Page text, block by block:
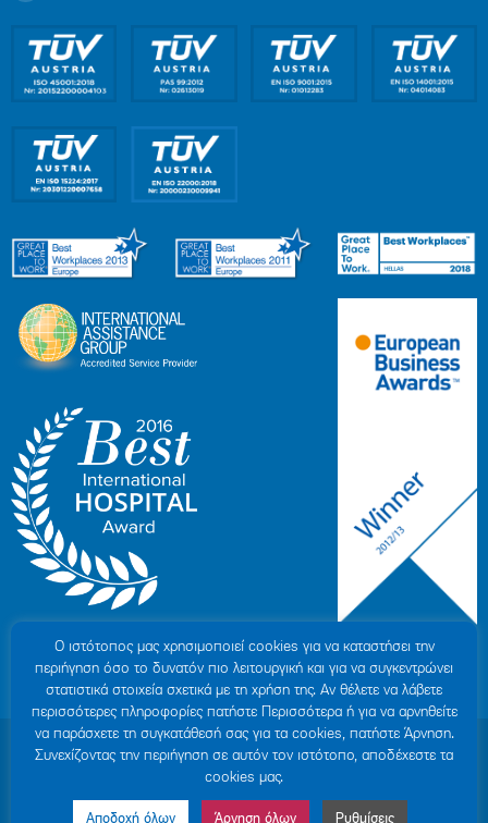
© 2007-2026 ΥΓΕΙΑ Μ.Α.Ε |
ΓΕΜΗ: 000279901000
Δήλωση Απορρήτου
Ο ιστότοπoς μας χρησιμοποιεί cookies για να καταστήσει την
περιήγηση όσο το δυνατόν πιο λειτουργική και για να συγκεντρώνει
στατιστικά στοιχεία σχετικά με τη χρήση της. Αν θέλετε να λάβετε
περισσότερες πληροφορίες πατήστε Περισσότερα ή για να αρνηθείτε
να παράσχετε τη συγκατάθεσή σας για τα cookies, πατήστε Άρνηση.
Συνεχίζοντας την περιήγηση σε αυτόν τον ιστότοπο, αποδέχεστε τα
cookies μας.
Αποδοχή όλων Άρνηση όλων Ρυθμίσεις